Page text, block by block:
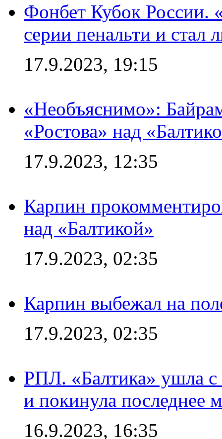
Фонбет Кубок России.
серии пенальти и стал
17.9.2023, 19:15
«Необъяснимо»:
«Ростова» над
17.9.2023, 12:35
Карпин
над «Балтикой»
17.9.2023, 02:35
Карпин выбежал на
17.9.2023, 02:35
РПЛ. «Балтика» ушла с
и покинула последнее
16.9.2023, 16:35